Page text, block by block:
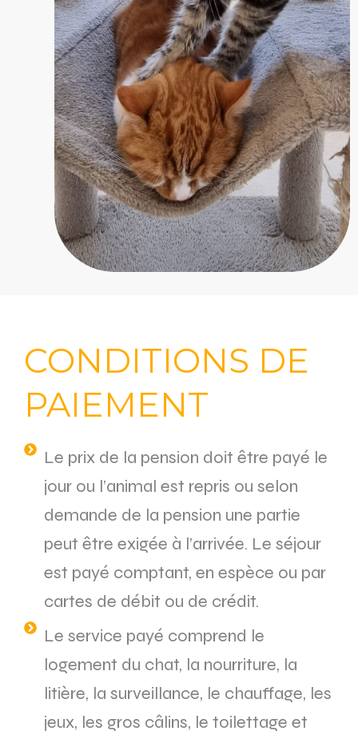
CONDITIONS DE
PAIEMENT
Le prix de la pension doit être payé le
jour ou l’animal est repris ou selon
demande de la pension une partie
peut être exigée à l’arrivée. Le séjour
est payé comptant, en espèce ou par
cartes de débit ou de crédit.
Le service payé comprend le
logement du chat, la nourriture, la
litière, la surveillance, le chauffage, les
jeux, les gros câlins, le toilettage et